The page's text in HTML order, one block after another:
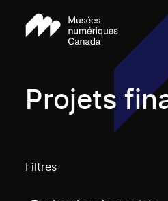
Projets
Filtres